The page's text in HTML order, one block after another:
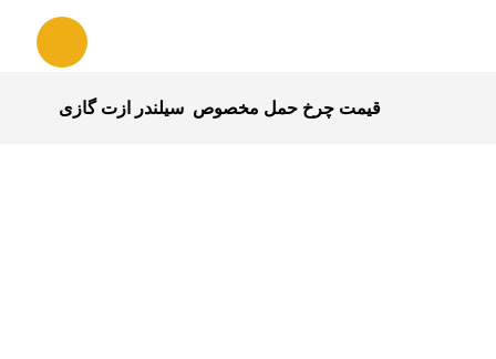
قیمت چرخ حمل مخصوص سیلندر ازت گازی